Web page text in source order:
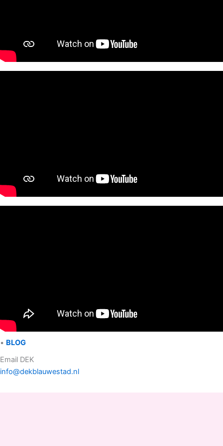
• BLOG
Email DEK
info@dekblauwestad.nl